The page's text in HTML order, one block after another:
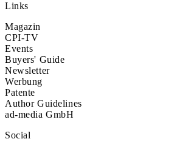
Links
Magazin
CPI-TV
Events
Buyers' Guide
Newsletter
Werbung
Patente
Author Guidelines
ad-media GmbH
Social